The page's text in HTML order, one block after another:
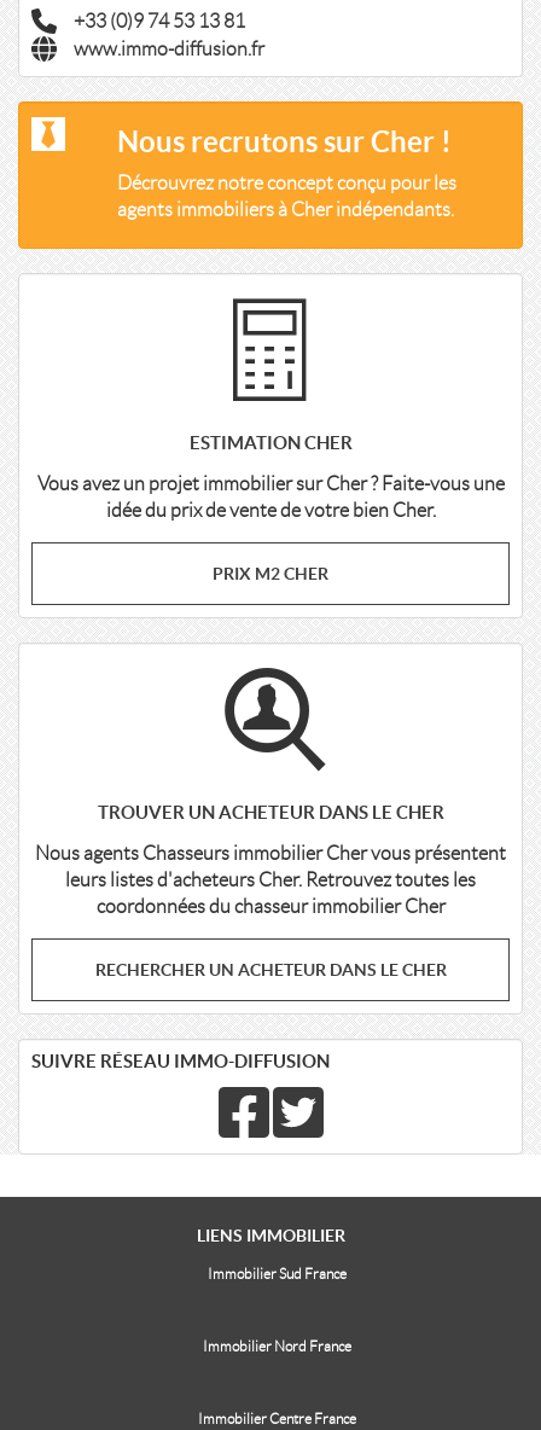
+33 (0)9 74 53 13 81
www.immo-diffusion.fr
Nous recrutons sur Cher !
Décrouvrez notre concept conçu pour les
agents immobiliers à Cher indépendants.
ESTIMATION CHER
Vous avez un projet immobilier sur Cher ? Faite-vous une
idée du prix de vente de votre bien Cher.
PRIX M2 CHER
TROUVER UN ACHETEUR DANS LE CHER
Nous agents Chasseurs immobilier Cher vous présentent
leurs listes d'acheteurs Cher. Retrouvez toutes les
coordonnées du chasseur immobilier Cher
RECHERCHER UN ACHETEUR DANS LE CHER
SUIVRE RÉSEAU IMMO-DIFFUSION
LIENS IMMOBILIER
Immobilier Sud France
Immobilier Nord France
Immobilier Centre France